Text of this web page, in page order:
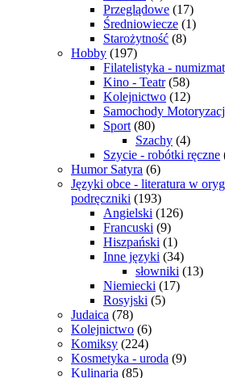
Przeglądowe (17)
Średniowiecze (1)
Starożytność (8)
Hobby (197)
Filatelistyka -
Kino - Teatr (58)
Kolejnictwo (12)
Samochody
Sport (80)
Szachy (4)
Szycie - robótki ręczne
Humor Satyra (6)
Języki obce - literatura w
podręczniki (193)
Angielski (126)
Francuski (9)
Hiszpański (1)
Inne języki (34)
słowniki (13)
Niemiecki (17)
Rosyjski (5)
Judaica (78)
Kolejnictwo (6)
Komiksy (224)
Kosmetyka - uroda (9)
Kulinaria (85)